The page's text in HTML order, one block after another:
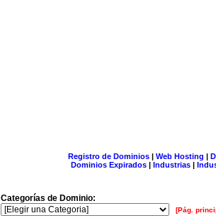
Registro de Dominios| Web Hosting |
Dominios Expirados | Industrias |
Categorías de Dominio:
[Pág.